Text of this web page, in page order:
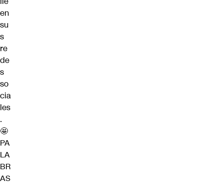
en
su
s
re
de
s
so
cia
les
.
🤩
PA
LA
BR
AS